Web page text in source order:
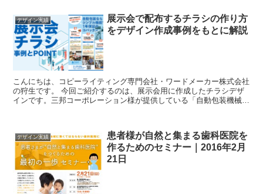
デザイン実績
展示会で配布するチラシの作り方
をデザイン作成事例をもとに解説
こんにちは、コピーライティング専門会社・ワードメーカー株式会社
の狩生です。 今回ご紹介するのは、展示会用に作成したチラシデザ
インです。三邦コーポレーション様が提供している「自動包装機械・
デザイン実績
患者様が自然と集まる歯科医院を
作るためのセミナー｜2016年2月
21日